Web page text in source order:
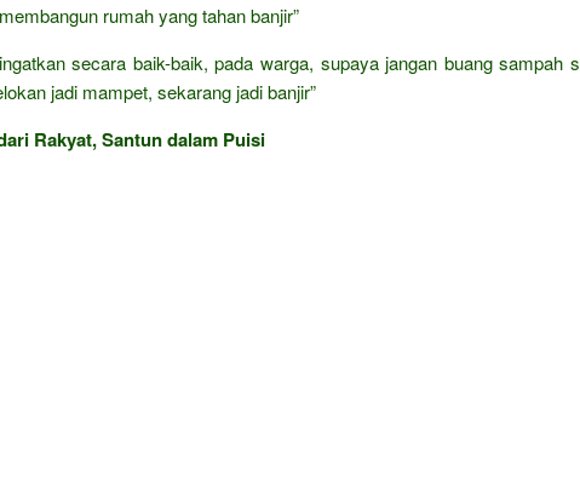
rumah yang tahan banjir”
secara baik-baik, pada warga, supaya jangan buang sampah
jadi mampet, sekarang jadi banjir”
Rakyat, Santun dalam Puisi